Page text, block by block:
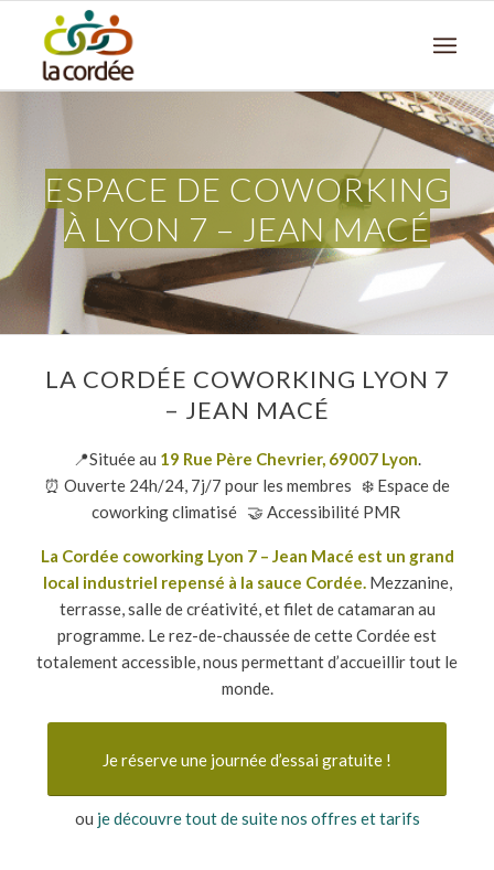
ESPACE DE COWORKING
À LYON 7 – JEAN MACÉ
LA CORDÉE COWORKING LYON 7
– JEAN MACÉ
📍Située au 19 Rue Père Chevrier, 69007 Lyon.
⏰ Ouverte 24h/24, 7j/7 pour les membres ❄️ Espace de
coworking climatisé 🤝 Accessibilité PMR
La Cordée coworking Lyon 7 – Jean Macé est un grand
local industriel repensé à la sauce Cordée.Mezzanine,
terrasse, salle de créativité, et filet de catamaran au
programme. Le rez-de-chaussée de cette Cordée est
totalement accessible, nous permettant d’accueillir tout le
monde.
Je réserve une journée d’essai gratuite !
ou je découvre tout de suite nos offres et tarifs